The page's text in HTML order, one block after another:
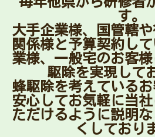
す。
大手企業様、国管轄
関係様と予算契約し
業様、一般宅のお客
駆除を実現して
蜂駆除を考えている
安心してお気軽に当
ただけるように説明
くしており